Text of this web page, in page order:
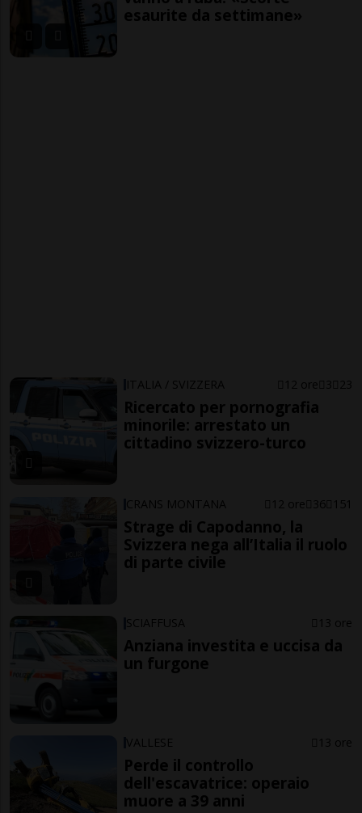
esaurite da settimane»
ITALIA / SVIZZERA 12 ore 3 23
Ricercato per pornografia
minorile: arrestato un
cittadino svizzero-turco
CRANS MONTANA 12 ore 36 151
Strage di Capodanno, la
Svizzera nega all’Italia il ruolo
di parte civile
SCIAFFUSA 13 ore
Anziana investita e uccisa da
un furgone
VALLESE 13 ore
Perde il controllo
dell'escavatrice: operaio
muore a 39 anni